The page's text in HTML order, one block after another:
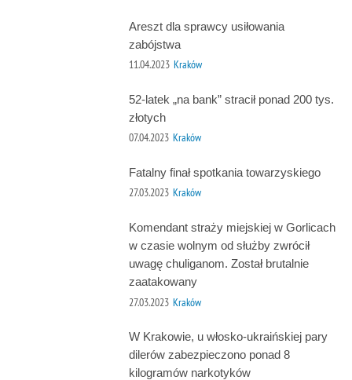
Areszt dla sprawcy usiłowania
zabójstwa
11.04.2023 Kraków
52-latek „na bank” stracił ponad 200 tys.
złotych
07.04.2023 Kraków
Fatalny finał spotkania towarzyskiego
27.03.2023 Kraków
Komendant straży miejskiej w Gorlicach
w czasie wolnym od służby zwrócił
uwagę chuliganom. Został brutalnie
zaatakowany
27.03.2023 Kraków
W Krakowie, u włosko-ukraińskiej pary
dilerów zabezpieczono ponad 8
kilogramów narkotyków